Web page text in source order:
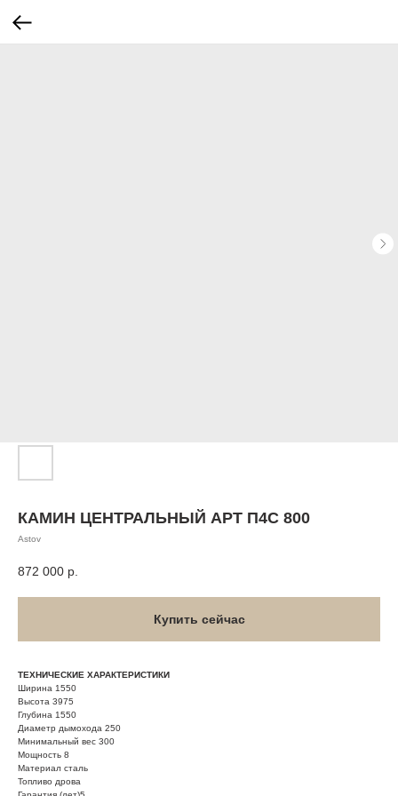
КАМИН ЦЕНТРАЛЬНЫЙ АРТ П4С 800
Astov
872 000 р.
Купить сейчас
ТЕХНИЧЕСКИЕ ХАРАКТЕРИСТИКИ
Ширина 1550
Высота 3975
Глубина 1550
Диаметр дымохода 250
Минимальный вес 300
Мощность 8
Материал сталь
Топливо дрова